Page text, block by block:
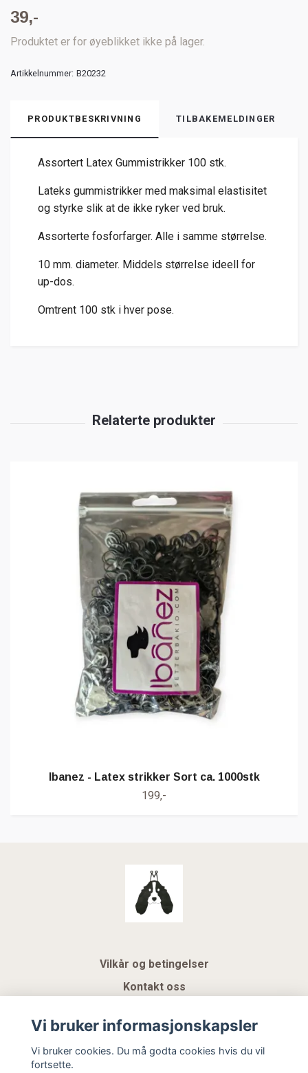
39,-
Produktet er for øyeblikket ikke på lager.
Artikkelnummer: B20232
PRODUKTBESKRIVNING TILBAKEMELDINGER
Assortert Latex Gummistrikker 100 stk.
Lateks gummistrikker med maksimal elastisitet
og styrke slik at de ikke ryker ved bruk.
Assorterte fosforfarger. Alle i samme størrelse.
10 mm. diameter. Middels størrelse ideell for
up-dos.
Omtrent 100 stk i hver pose.
Ibanez - Latex strikker Sort ca. 1000stk
199,-
Vilkår og betingelser
Kontakt oss
Gavekort
Vi bruker informasjonskapsler
Vi bruker cookies. Du må godta cookies hvis du vil
fortsette.